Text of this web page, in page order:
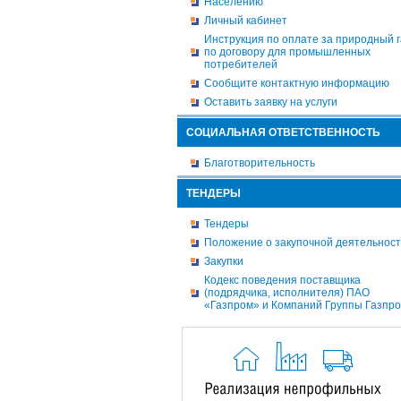
Личный кабинет
Инструкция по оплате за природный
по договору для промышленных
потребителей
Сообщите контактную информацию
Оставить заявку на услуги
СОЦИАЛЬНАЯ ОТВЕТСТВЕННОСТЬ
Благотворительность
ТЕНДЕРЫ
Тендеры
Положение о закупочной
Закупки
Кодекс поведения поставщика
(подрядчика, исполнителя) ПАО
«Газпром» и Компаний Группы